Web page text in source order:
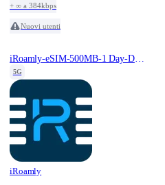
+ ∞ a 384kbps
Nuovi utenti
iRoamly-eSIM-500MB-1 Day-Daily-Free
5G
iRoamly